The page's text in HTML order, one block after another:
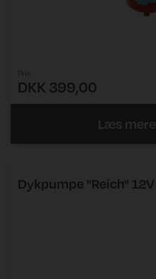
DKK 399,00
Læs mere
Dykpumpe "Reich" 12V